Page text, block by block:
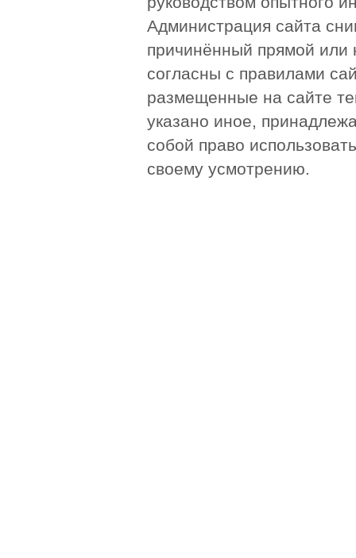
Администрация сайта
причинённый прямой или
согласны с правилами
размещенные на сайте
указано иное,
собой право
своему усмотрению.